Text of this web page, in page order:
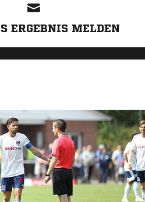
ERGEBNIS MELDEN